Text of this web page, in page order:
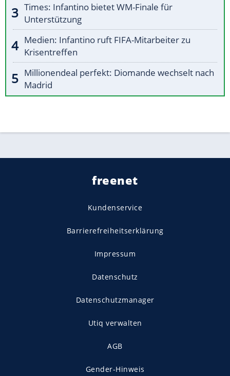
Times: Infantino bietet WM-Finale für
Unterstützung
Medien: Infantino ruft FIFA-Mitarbeiter zu
Krisentreffen
Millionendeal perfekt: Diomande wechselt nach
Madrid
freenet
Kundenservice
Barrierefreiheitserklärung
Impressum
Datenschutz
Datenschutzmanager
Utiq verwalten
AGB
Gender-Hinweis